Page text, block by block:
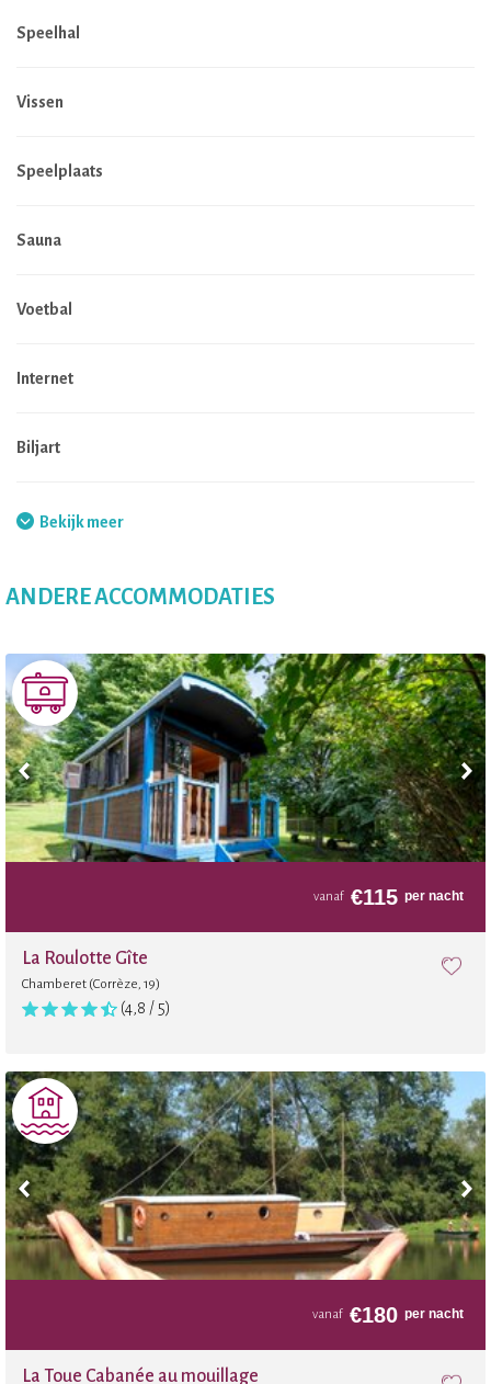
Speelhal
Vissen
Speelplaats
Sauna
Voetbal
Internet
Biljart
Fietsverhuur voor volwassenen
Fietsverhuur voor kinderen
Massages
Bekijk meer
ANDERE ACCOMMODATIES
vanaf €115 per nacht
La Roulotte Gîte
Chamberet (Corrèze, 19)
(4,8 / 5)
vanaf €180 per nacht
La Toue Cabanée au mouillage